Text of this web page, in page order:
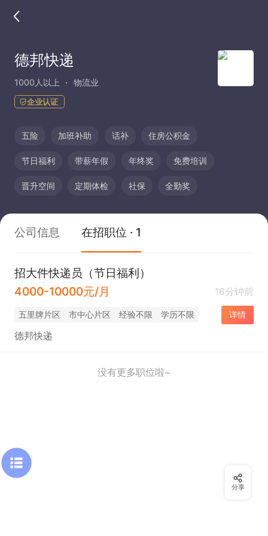
德邦快递
1000人以上 物流业
企业认证
五险 加班补助 话补 住房公积金
节日福利 带薪年假 年终奖 免费培训
晋升空间 定期体检 社保 全勤奖
公司信息 在招职位 · 1
招大件快递员（节日福利）
4000-10000元/月
16分钟前
五里牌片区 市中心片区 经验不限 学历不限 详情
德邦快递
没有更多职位啦~
分享